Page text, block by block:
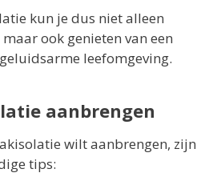
kun je dus niet alleen
ook genieten van een
leefomgeving.
aanbrengen
wilt aanbrengen, zijn
tips: